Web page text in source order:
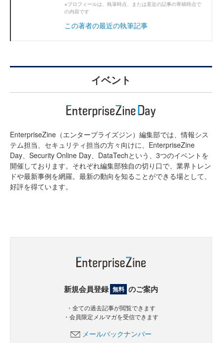
※プロフィールは、執筆時点、または直近の記事の寄稿時点で
の内容です
この著者の最近の執筆記事
イベント
EnterpriseZine（エンタープライズジン）編集部では、情報シス
テム担当、セキュリティ担当の方々向けに、EnterpriseZine
Day、Security Online Day、DataTechという、3つのイベントを
開催しております。それぞれ編集部独自の切り口で、業界トレン
ドや最新事例を網羅。最新の動向を知ることができる場として、
好評を得ています。
新規会員登録 無料 のご案内
・全ての過去記事が閲覧できます
・会員限定メルマガを受信できます
メールバックナンバー